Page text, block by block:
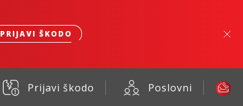
PRIJAVI ŠKODO
Prijavi škodo Poslovni